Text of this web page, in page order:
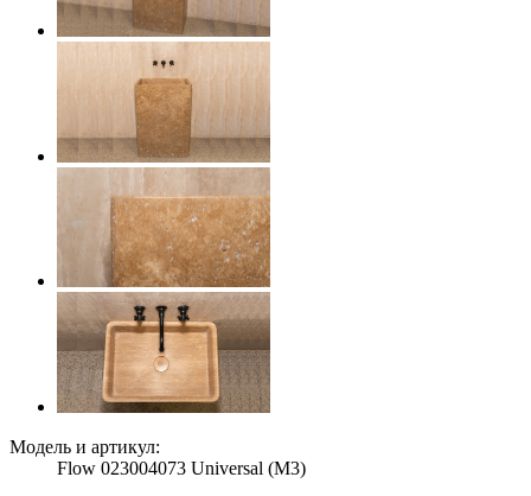
Модель и артикул:
Flow 023004073 Universal (M3)